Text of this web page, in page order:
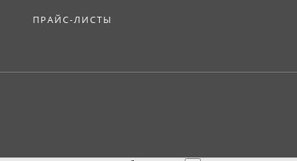
ПРАЙС-ЛИСТЫ